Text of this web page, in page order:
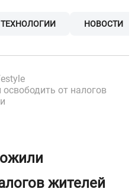
НОВОСТИ
от налогов
жителей